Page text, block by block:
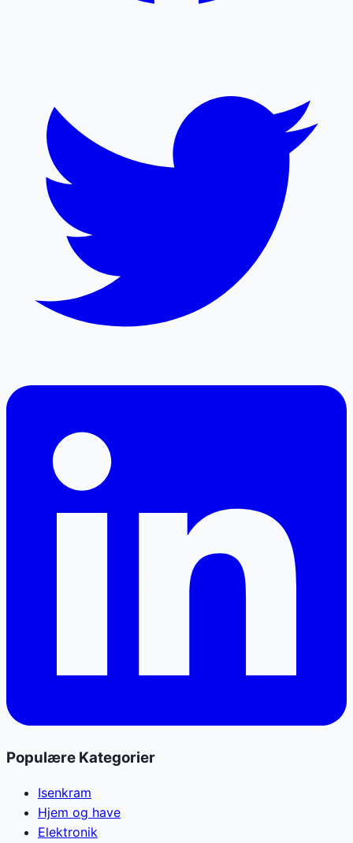
Populære Kategorier
Isenkram
Hjem og have
Elektronik